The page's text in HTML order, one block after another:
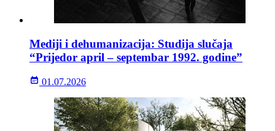
Mediji i dehumanizacija: Studija slučaja
“Prijedor april – septembar 1992. godine”
01.07.2026